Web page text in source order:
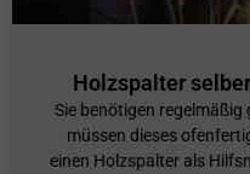
Holzspalter
Sie benötigen regelmäßig
müssen dieses
einen Holzspalter als